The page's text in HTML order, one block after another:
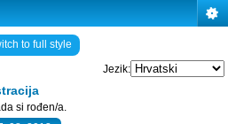
to full style
Jezik:
si rođen/a.